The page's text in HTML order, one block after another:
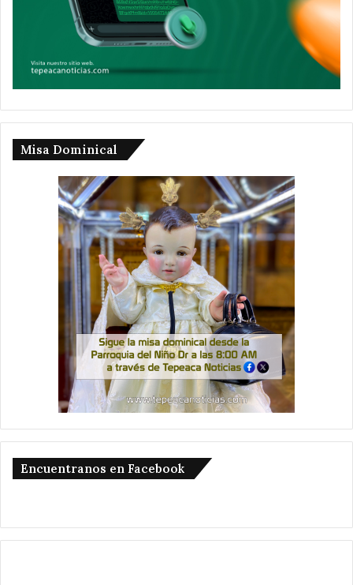
Misa Dominical
Encuentranos en Facebook